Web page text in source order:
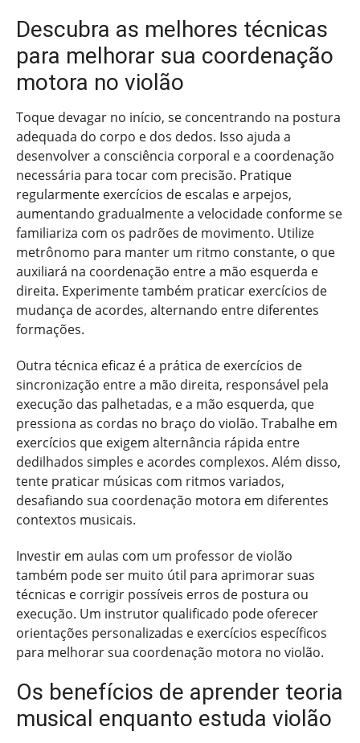
Descubra as melhores técnicas
para melhorar sua coordenação
motora no violão
Toque devagar no início, se concentrando na postura
adequada do corpo e dos dedos. Isso ajuda a
desenvolver a consciência corporal e a coordenação
necessária para tocar com precisão. Pratique
regularmente exercícios de escalas e arpejos,
aumentando gradualmente a velocidade conforme se
familiariza com os padrões de movimento. Utilize
metrônomo para manter um ritmo constante, o que
auxiliará na coordenação entre a mão esquerda e
direita. Experimente também praticar exercícios de
mudança de acordes, alternando entre diferentes
formações.
Outra técnica eficaz é a prática de exercícios de
sincronização entre a mão direita, responsável pela
execução das palhetadas, e a mão esquerda, que
pressiona as cordas no braço do violão. Trabalhe em
exercícios que exigem alternância rápida entre
dedilhados simples e acordes complexos. Além disso,
tente praticar músicas com ritmos variados,
desafiando sua coordenação motora em diferentes
contextos musicais.
Investir em aulas com um professor de violão
também pode ser muito útil para aprimorar suas
técnicas e corrigir possíveis erros de postura ou
execução. Um instrutor qualificado pode oferecer
orientações personalizadas e exercícios específicos
para melhorar sua coordenação motora no violão.
Os benefícios de aprender teoria
musical enquanto estuda violão